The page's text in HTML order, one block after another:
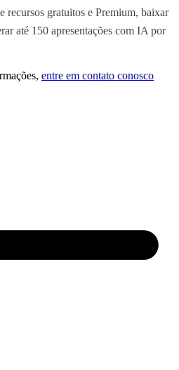
recursos gratuitos e Premium, baixar
até 150 apresentações com IA por
entre em contato conosco